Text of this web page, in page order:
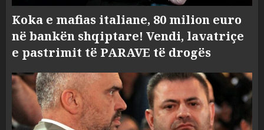
Koka e mafias italiane, 80 milion euro
në bankën shqiptare! Vendi, lavatriçe
e pastrimit të PARAVE të drogës